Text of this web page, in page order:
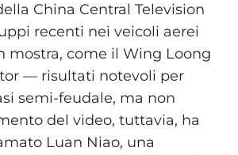
China Central Television
recenti nei veicoli aerei
mostra, come il Wing Loong
— risultati notevoli per
semi-feudale, ma non
del video, tuttavia, ha
Luan Niao, una